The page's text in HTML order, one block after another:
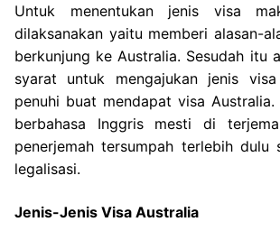
Untuk menentukan jenis visa
dilaksanakan yaitu memberi alasan-
berkunjung ke Australia. Sesudah itu
syarat untuk mengajukan jenis
penuhi buat mendapat visa
berbahasa Inggris mesti di
penerjemah tersumpah terlebih dulu
legalisasi.
Jenis-Jenis Visa Australia